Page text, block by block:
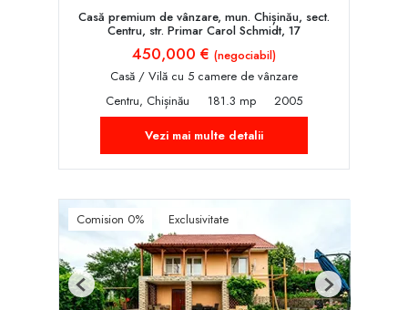
Casă premium de vânzare, mun. Chișinău, sect.
Centru, str. Primar Carol Schmidt, 17
450,000 € (negociabil)
Casă / Vilă cu 5 camere de vânzare
Centru, Chișinău
181.3 mp
2005
Vezi mai multe detalii
Comision 0% Exclusivitate
Previous Next